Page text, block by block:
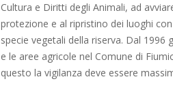
Cultura e Diritti degli Animali, ad
protezione e al ripristino dei luoghi
specie vegetali della riserva. Dal
e le aree agricole nel Comune di
questo la vigilanza deve essere